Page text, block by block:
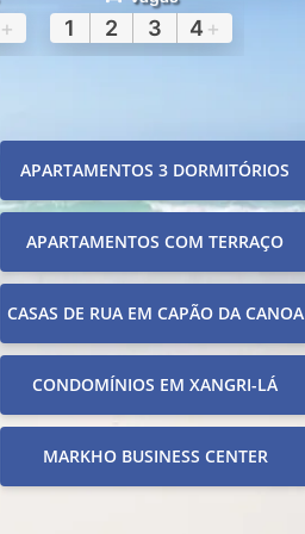
+ 1 2 3 4 +
APARTAMENTOS 3 DORMITÓRIOS
APARTAMENTOS COM TERRAÇO
CASAS DE RUA EM CAPÃO DA CANOA
CONDOMÍNIOS EM XANGRI-LÁ
MARKHO BUSINESS CENTER